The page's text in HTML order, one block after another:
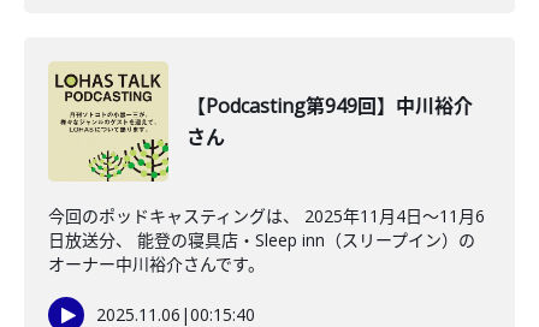
【Podcasting第949回】中川裕介
さん
今回のポッドキャスティングは、 2025年11月4日〜11月6
日放送分、 能登の寝具店・Sleep inn（スリープイン）の
オーナー中川裕介さんです。
2025.11.06 |00:15:40